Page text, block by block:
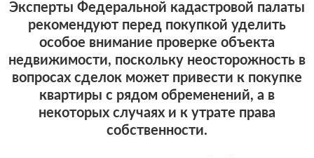
Эксперты Федеральной кадастровой палаты
рекомендуют перед покупкой уделить
особое внимание проверке объекта
недвижимости, поскольку неосторожность в
вопросах сделок может привести к покупке
квартиры с рядом обременений, а в
некоторых случаях и к утрате права
собственности.